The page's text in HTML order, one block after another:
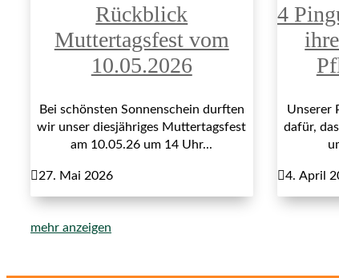
Rückblick
Muttertagsfest vom
10.05.2026
Bei schönsten Sonnenschein durften
wir unser diesjähriges Muttertagsfest
am 10.05.26 um 14 Uhr...
27. Mai 2026
4
Unserer
dafür,
4. April
mehr anzeigen